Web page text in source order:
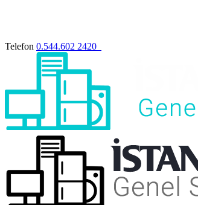
Telefon 0.544.602 2420